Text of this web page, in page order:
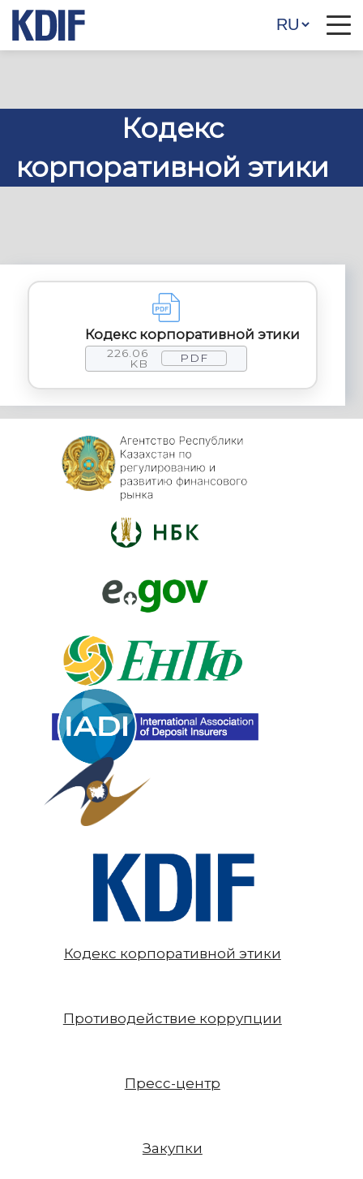
Кодекс
корпоративной этики
Кодекс корпоративной этики
226.06
KB
PDF
Кодекс корпоративной этики
Противодействие коррупции
Пресс-центр
Закупки